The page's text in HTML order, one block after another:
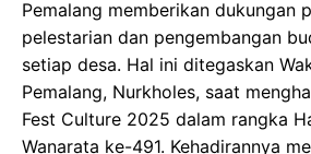
Pemalang memberikan dukungan
pelestarian dan pengembangan
setiap desa. Hal ini ditegaskan
Pemalang, Nurkholes, saat
Fest Culture 2025 dalam rangka
Wanarata ke-491. Kehadirannya